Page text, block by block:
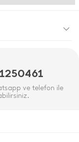
ve telefon ile